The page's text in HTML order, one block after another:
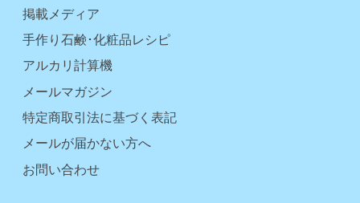
掲載メディア
手作り石鹸･化粧品レシピ
アルカリ計算機
メールマガジン
特定商取引法に基づく表記
メールが届かない方へ
お問い合わせ